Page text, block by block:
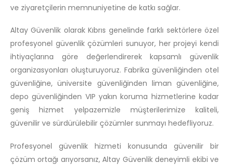
ve ziyaretçilerin memnuniyetine de katkı sağlar.
Altay Güvenlik olarak Kıbrıs genelinde farklı sektörlere özel
profesyonel güvenlik çözümleri sunuyor, her projeyi kendi
ihtiyaçlarına göre değerlendirerek kapsamlı güvenlik
organizasyonları oluşturuyoruz. Fabrika güvenliğinden otel
güvenliğine, üniversite güvenliğinden liman güvenliğine,
depo güvenliğinden VIP yakın koruma hizmetlerine kadar
geniş hizmet yelpazemizle müşterilerimize kaliteli,
güvenilir ve sürdürülebilir çözümler sunmayı hedefliyoruz.
Profesyonel güvenlik hizmeti konusunda güvenilir bir
çözüm ortağı arıyorsanız, Altay Güvenlik deneyimli ekibi ve